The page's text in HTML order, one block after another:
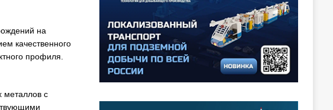
на
качественного
профиля.
металлов с